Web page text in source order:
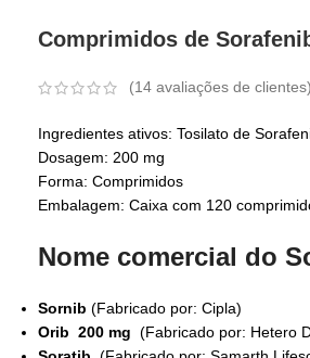
Comprimidos de
(14 avaliações de clientes)
Ingredientes ativos: Tosilato de
Dosagem: 200 mg
Forma: Comprimidos
Embalagem: Caixa com 120
Nome comercial do
Sornib (Fabricado por: Cipla)
Orib 200 mg (Fabricado por: Hetero